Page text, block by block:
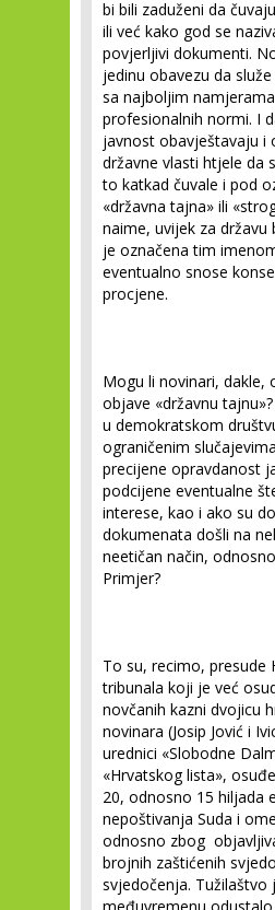
bi bili zaduženi da
ili već kako god se
povjerljivi dokumenti.
jedinu obavezu da
sa najboljim
profesionalnih normi. I
javnost obavještavaju i
državne vlasti htjele da
to katkad čuvale i pod
«državna tajna» ili
naime, uvijek za državu
je označena tim
eventualno snose
procjene.
Mogu li novinari, dakle,
objave «državnu
u demokratskom
ograničenim
precijene opravdanost
podcijene eventualne
interese, kao i ako su
dokumenata došli na
neetičan način,
Primjer?
To su, recimo, presude
tribunala koji je već
novčanih kazni dvojicu
novinara (Josip Jović i
urednici «Slobodne
«Hrvatskog lista»,
20, odnosno 15 hiljada
nepoštivanja Suda i
odnosno zbog
brojnih zaštićenih
svjedočenja. Tužilaštvo